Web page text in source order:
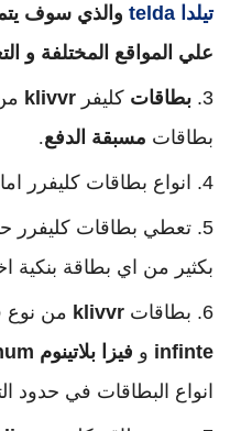
تيلدا telda والذي سوف
علي المواقع المختلفة و
بطاقات كليفر klivvr
بطاقات مسبقة الدفع.
انواع بطاقات كليفرر اما
تعطي بطاقات كليفرر
بكثير من اي بطاقة بنكية
بطاقات klivvr من نوع
infinte و فيزا بلاتينوم
انواع البطاقات في حدود